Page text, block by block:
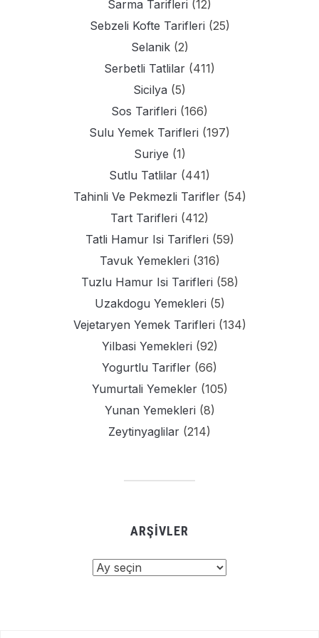
Sarma Tarifleri (12)
Sebzeli Kofte Tarifleri (25)
Selanik(2)
Serbetli Tatlilar (411)
Sicilya (5)
Sos Tarifleri (166)
Sulu Yemek Tarifleri (197)
Suriye (1)
Sutlu Tatlilar (441)
Tahinli Ve Pekmezli Tarifler(54)
Tart Tarifleri (412)
Tatli Hamur Isi Tarifleri (59)
Tavuk Yemekleri (316)
Tuzlu Hamur Isi Tarifleri (58)
Uzakdogu Yemekleri (5)
Vejetaryen Yemek Tarifleri (134)
Yilbasi Yemekleri (92)
Yogurtlu Tarifler (66)
Yumurtali Yemekler(105)
Yunan Yemekleri (8)
Zeytinyaglilar (214)
ARŞIVLER